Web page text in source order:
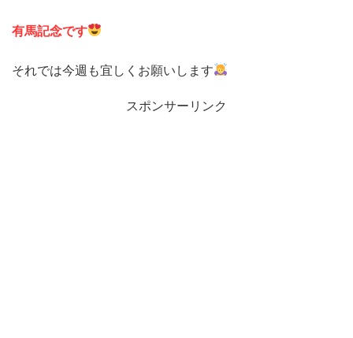
有馬記念です
それでは今週も宜しくお願いします
スポンサーリンク